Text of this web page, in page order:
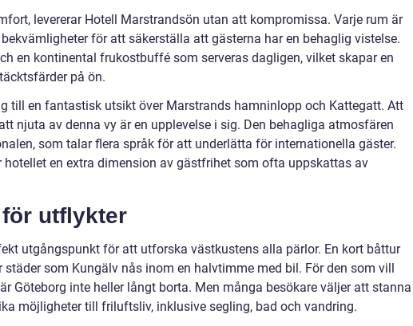
levererar Hotell Marstrandsön utan att kompromissa. Varje rum är
för att säkerställa att gästerna har en behaglig vistelse.
en kontinental frukostbuffé som serveras dagligen, vilket skapar en
på ön.
till en fantastisk utsikt över Marstrands hamninlopp och Kattegatt. Att
njuta av denna vy är en upplevelse i sig. Den behagliga atmosfären
som talar flera språk för att underlätta för internationella gäster.
hotellet en extra dimension av gästfrihet som ofta uppskattas av
utflykter
utgångspunkt för att utforska västkustens alla pärlor. En kort båttur
som Kungälv nås inom en halvtimme med bil. För den som vill
Göteborg inte heller långt borta. Men många besökare väljer att stanna
möjligheter till friluftsliv, inklusive segling, bad och vandring.